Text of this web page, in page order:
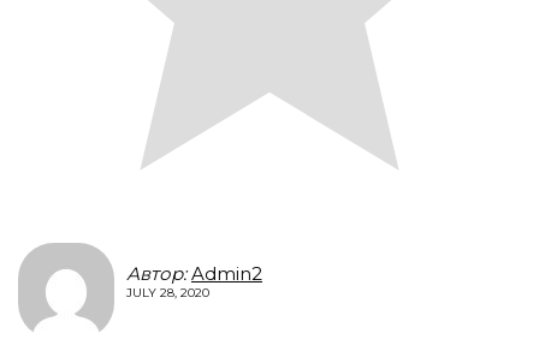
Автор: Admin2
JULY 28, 2020